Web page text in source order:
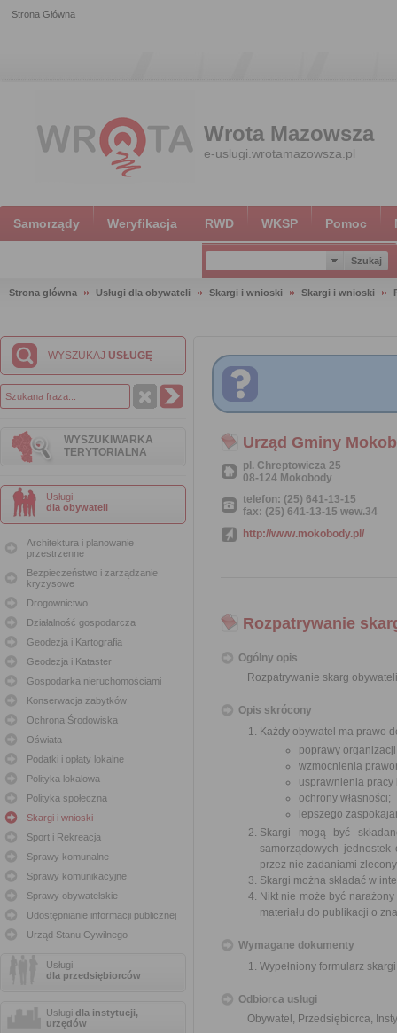
Strona Główna
Wrota Mazowsza
e-uslugi.wrotamazowsza.pl
Samorządy Weryfikacja RWD WKSP Pomoc
Strona główna Usługi dla obywateli Skargi i wnioski Skargi i wnioski
WYSZUKAJ USŁUGĘ
WYSZUKIWARKA
TERYTORIALNA
Usługi
dla obywateli
Architektura i planowanie
przestrzenne
Bezpieczeństwo i zarządzanie
kryzysowe
Drogownictwo
Działalność gospodarcza
Geodezja i Kartografia
Geodezja i Kataster
Gospodarka nieruchomościami
Konserwacja zabytków
Ochrona Środowiska
Oświata
Podatki i opłaty lokalne
Polityka lokalowa
Polityka społeczna
Skargi i wnioski
Sport i Rekreacja
Sprawy komunalne
Sprawy komunikacyjne
Sprawy obywatelskie
Udostępnianie informacji publicznej
Urząd Stanu Cywilnego
Usługi
dla przedsiębiorców
Usługi dla instytucji,
urzędów
Urząd Gminy
pl. Chreptowicza 25
08-124 Mokobody
telefon: (25) 641-13-15
fax: (25) 641-13-15 wew.34
http://www.mokobody.pl/
Rozpatrywanie
Ogólny opis
Rozpatrywanie skarg obywateli
Opis skrócony
Każdy obywatel ma prawo
poprawy
wzmocnienia
usprawnienia
ochrony własności;
lepszego
Skargi mogą być
samorządowych
przez nie zadaniami
Skargi można składać w
Nikt nie może być
materiału do publikacji o
Wymagane dokumenty
Wypełniony formularz
Odbiorca usługi
Obywatel, Przedsiębiorca,